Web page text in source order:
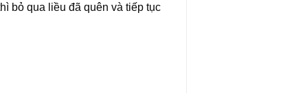
bỏ qua liều đã quên và tiếp tục